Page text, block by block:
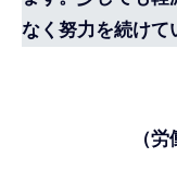
なく努力を続けて
（